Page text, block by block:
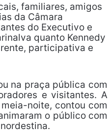
familiares, amigos
da Câmara
do Executivo e
quanto Kennedy
participativa e
na praça pública com
e visitantes. A
noite, contou com
o público com